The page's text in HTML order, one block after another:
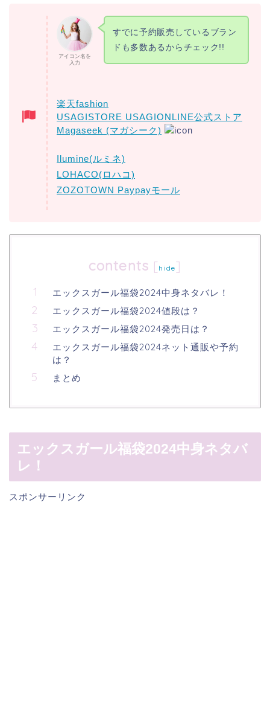
アイコン名を
入力
すでに予約販売しているブラン
ドも多数あるからチェック!!
楽天fashion
USAGISTORE USAGIONLINE公式ストア
Magaseek (マガシーク)
Ilumine(ルミネ)
LOHACO(ロハコ)
ZOZOTOWN Paypayモール
contents [ hide]
エックスガール福袋2024中身ネタバレ！
エックスガール福袋2024値段は？
エックスガール福袋2024発売日は？
エックスガール福袋2024ネット通販や予約
は？
まとめ
エックスガール福袋2024中身ネタバ
レ！
スポンサーリンク